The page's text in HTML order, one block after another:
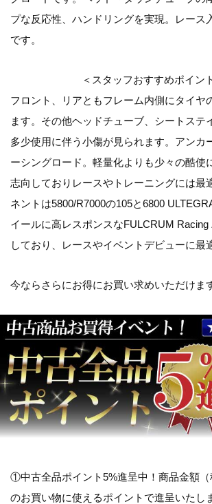
プな反応性、ハンドリングを実現。レース
です。
＜スタッフおすすめポイン
フロント、リアともフレーム内側にタイヤ
ます。その他ヘッドチューブ、シートステ
多少使用に伴う小傷が見られます。アンカ
ーシングロード。軽量化よりも少々の酷使
志向しておりレースやトレーニングには最
ネントは5800/R7000の105と6800
イールに高レスポンスなFULCRUM
しており、レースやイベントデビューに最
今ならさらにお得にお買い求めいただけま
①中古全品ポイント5%進呈中！商品金額
のお買い物に使えるポイントで進呈いたし